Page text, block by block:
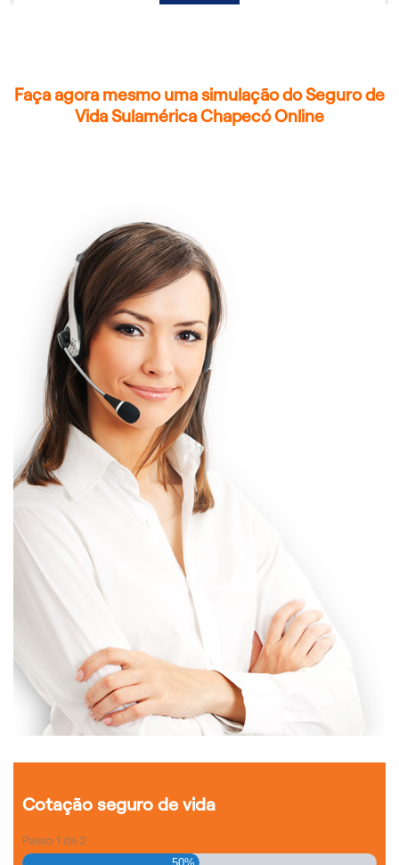
Faça agora mesmo uma simulação do Seguro de
Vida Sulamérica Chapecó Online
Cotação seguro de vida
Passo 1 de 2